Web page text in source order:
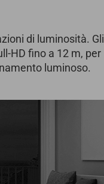
di luminosità. Gli
HD fino a 12 m, per
luminoso.